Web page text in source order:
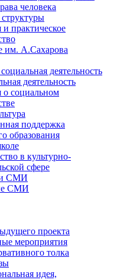
человека
практическое
им. А.Сахарова
деятельность
деятельность
о социальном
поддержка
образования
в культурно-
сфере
и СМИ
СМИ
проекта
мероприятия
толка
идея,